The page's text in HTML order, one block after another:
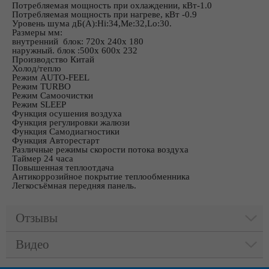
Потребляемая мощность при охлаждении, кВт-1.0
Потребляемая мощность при нагреве, кВт -0.9
Уровень шума дБ(А):Hi:34,Me:32,Lo:30.
Размеры мм:
внутренний блок: 720х 240х 180
наружный. блок :500х 600х 232
Производство Китай
Холод/тепло
Режим AUTO-FEEL
Режим TURBO
Режим Самоочистки
Режим SLEEP
Функция осушения воздуха
Функция регулировки жалюзи
Функция Самодиагностики
Функция Авторестарт
Различные режимы скорости потока воздуха
Таймер 24 часа
Повышенная теплоотдача
Антикоррозийное покрытие теплообменника
Легкосъёмная передняя панель.
Отзывы
Видео